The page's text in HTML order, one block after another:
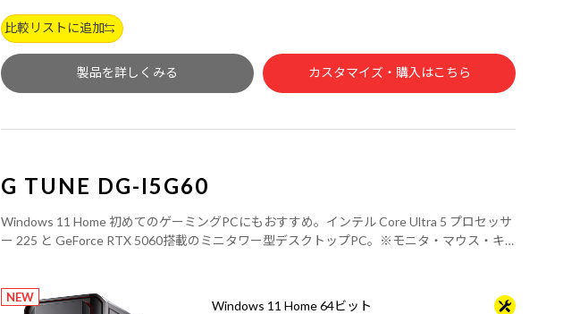
比較リストに追加
製品を詳しくみる カスタマイズ・購入はこちら
G TUNE DG-I5G60
Windows 11 Home 初めてのゲーミングPCにもおすすめ。インテル Core Ultra 5 プロセッサ
ー 225 と GeForce RTX 5060搭載のミニタワー型デスクトップPC。※モニタ・マウス・キ
NEW
Windows 11 Home 64ビット